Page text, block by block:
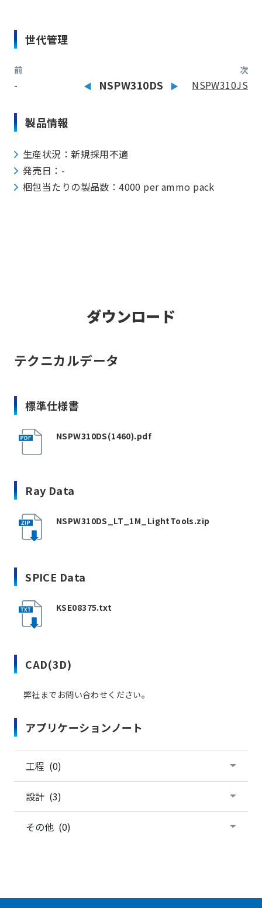
世代管理
前
- NSPW310DS
次
NSPW310JS
製品情報
生産状況：新規採用不適
発売日：-
梱包当たりの製品数：4000 per ammo pack
ダウンロード
テクニカルデータ
標準仕様書
NSPW310DS(1460).pdf
Ray Data
NSPW310DS_LT_1M_LightTools.zip
SPICE Data
KSE08375.txt
CAD(3D)
弊社までお問い合わせください。
アプリケーションノート
工程 (0)
設計 (3)
その他 (0)